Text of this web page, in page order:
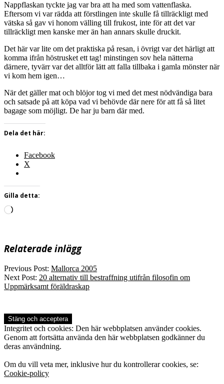
Nappflaskan tyckte jag var bra att ha med som vattenflaska.
Eftersom vi var rädda att förstlingen inte skulle få tillräckligt med
vätska så gav vi honom välling till frukost, inte för att det var
tillräckligt men kanske mer än han annars skulle druckit.
Det här var lite om det praktiska på resan, i övrigt var det härligt att
komma ifrån höstrusket ett tag! minstingen sov hela nätterna
därnere, tyvärr var det alltför lätt att falla tillbaka i gamla mönster när
vi kom hem igen…
När det gäller mat och blöjor tog vi med det mest nödvändiga bara
och satsade på att köpa vad vi behövde där nere för att få så litet
bagage som möjligt. De har ju barn där med.
Dela det här:
Facebook
X
Gilla detta:
Laddar
Relaterade inlägg
2005-
07-
03
Previous Post: Mallorca 2005
Next Post: 20 alternativ till bestraffning utifrån filosofin om
Uppmärksamt föräldraskap
Integritet och cookies: Den här webbplatsen använder cookies.
Genom att fortsätta använda den här webbplatsen godkänner du
deras användning.
Om du vill veta mer, inklusive hur du kontrollerar cookies, se:
Cookie-policy